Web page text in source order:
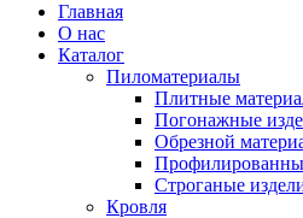
Главная
О нас
Каталог
Пиломатериалы
Плитные
Погонажные
Обрезной
Строганые
Кровля